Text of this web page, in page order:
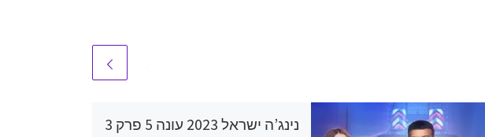
נינג’ה ישראל 2023 עונה 5 פרק 3